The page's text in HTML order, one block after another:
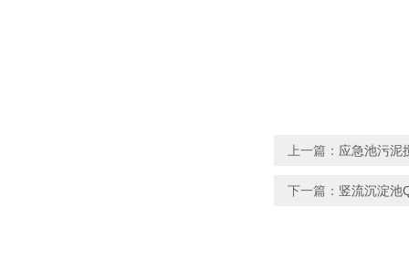
上一篇： 应急池污泥
下一篇： 竖流沉淀池